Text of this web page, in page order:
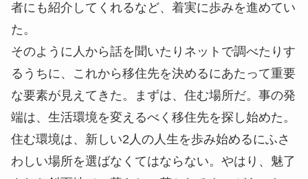
者にも紹介してくれるなど、着実に歩みを進めてい
た。
そのように人から話を聞いたりネットで調べたりす
るうちに、これから移住先を決めるにあたって重要
な要素が見えてきた。まずは、住む場所だ。事の発
端は、生活環境を変えるべく移住先を探し始めた。
住む環境は、新しい2人の人生を歩み始めるにふさ
わしい場所を選ばなくてはならない。やはり、魅了